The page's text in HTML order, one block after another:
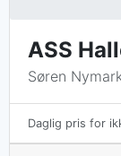
ASS
Søren
Daglig pris for